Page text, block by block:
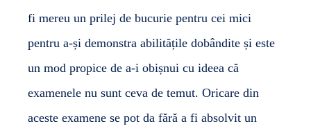
fi mereu un prilej de bucurie pentru cei mici
pentru a-și demonstra abilitățile dobândite și este
un mod propice de a-i obișnui cu ideea că
examenele nu sunt ceva de temut. Oricare din
aceste examene se pot da fără a fi absolvit un